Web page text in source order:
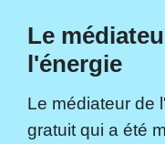
Le
l'énergie
Le médiateur de
gratuit qui a été